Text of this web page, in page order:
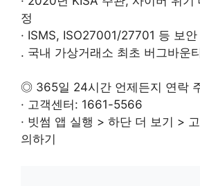
정
· ISMS, ISO27001/27701 등 보
. 국내 가상거래소 최초 버그바운
◎ 365일 24시간 언제든지 연락
· 고객센터: 1661-5566
· 빗썸 앱 실행 > 하단 더 보기 >
의하기